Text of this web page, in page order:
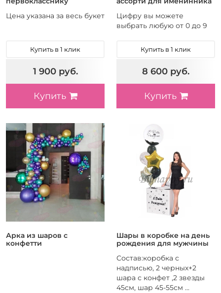
Цена указана за весь букет
Купить в 1 клик
1 900 руб.
Купить
Цифру вы можете
выбрать любую от 0 до 9
Купить в 1 клик
8 600 руб.
Купить
Арка из шаров с
конфетти
Шары в коробке на день
рождения для мужчины
Состав:коробка с
надписью, 2 черных+2
шара с конфет ,2 звезды
45см, шар 45-55см ...